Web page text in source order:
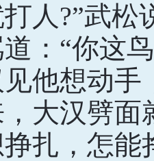
人?”武松
：“你这
他想动手
大汉劈面
扎，怎